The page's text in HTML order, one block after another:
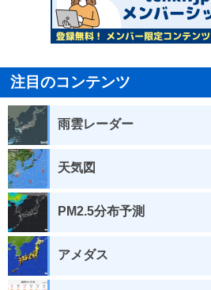
注目のコンテンツ
雨雲レーダー
天気図
PM2.5分布予測
アメダス